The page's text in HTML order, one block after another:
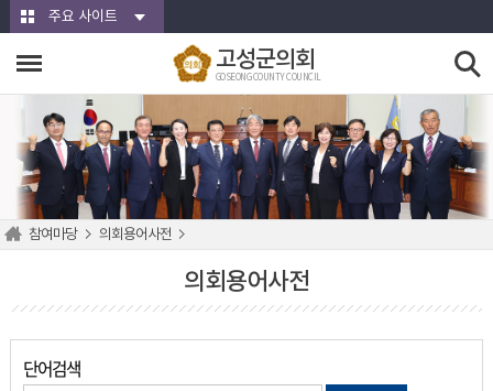
본문바로가기주요 사이트
고성군의회
GOSEONG COUNTY COUNCIL
참여마당 의회용어사전
의회용어사전
단어검색